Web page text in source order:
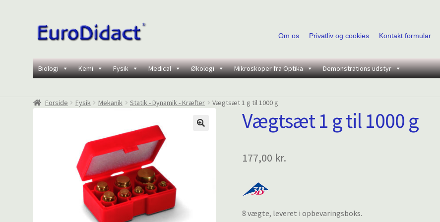
Spring
til
Spring
til
Om os Privatliv og cookies Kontakt formular
Biologi Kemi Fysik Medical Økologi Mikroskoper fra Optika Demonstrations udstyr
Forside Fysik Mekanik Statik - Dynamik - Kræfter Vægtsæt 1 g til 1000 g
Vægtsæt 1 g til 1000 g
177,00 kr.
8 vægte, leveret i opbevaringsboks.